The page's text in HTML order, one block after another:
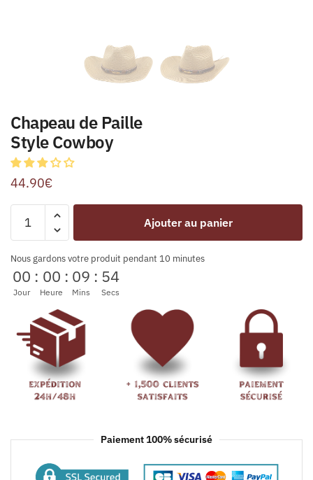
Chapeau de Paille
Style Cowboy
44.90€
Ajouter au panier
Nous gardons votre produit pendant 10 minutes
00
Jour
: 00
Heure
: 09
Mins
: 54
Secs
Paiement 100% sécurisé